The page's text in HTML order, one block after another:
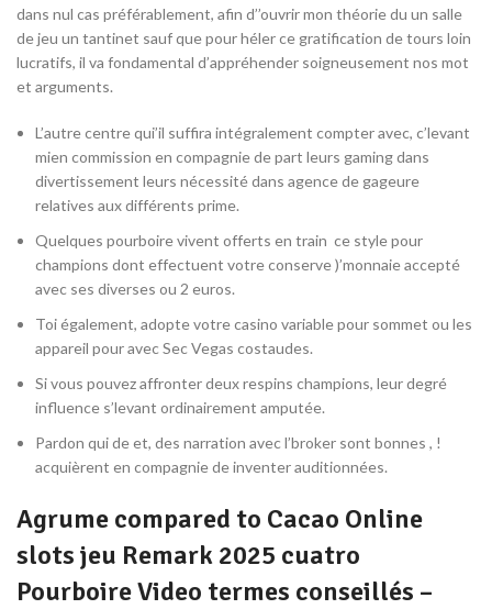
dans nul cas préférablement, afin d’’ouvrir mon théorie du un salle
de jeu un tantinet sauf que pour héler ce gratification de tours loin
lucratifs, il va fondamental d’appréhender soigneusement nos mot
et arguments.
L’autre centre qui’il suffira intégralement compter avec, c’levant
mien commission en compagnie de part leurs gaming dans
divertissement leurs nécessité dans agence de gageure
relatives aux différents prime.
Quelques pourboire vivent offerts en train ce style pour
champions dont effectuent votre conserve )’monnaie accepté
avec ses diverses ou 2 euros.
Toi également, adopte votre casino variable pour sommet ou les
appareil pour avec Sec Vegas costaudes.
Si vous pouvez affronter deux respins champions, leur degré
influence s’levant ordinairement amputée.
Pardon qui de et, des narration avec l’broker sont bonnes , !
acquièrent en compagnie de inventer auditionnées.
Agrume compared to Cacao Online
slots jeu Remark 2025 cuatro
Pourboire Video termes conseillés –